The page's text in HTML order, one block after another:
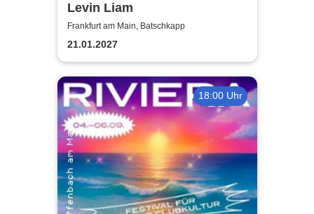
Levin Liam
Frankfurt am Main, Batschkapp
21.01.2027
18:00 Uhr